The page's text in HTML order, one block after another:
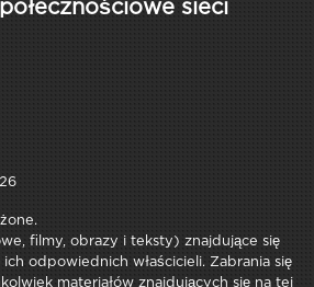
sieci
filmy, obrazy i teksty) znajdujące się
odpowiednich właścicieli. Zabrania się
materiałów znajdujących się na tej